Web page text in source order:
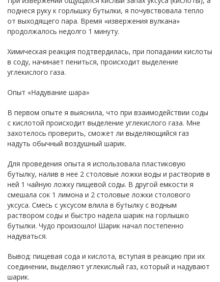
поднеся руку к горлышку бутылки, я почувствовала тепло
от выходящего пара. Время «извержения вулкана»
продолжалось недолго 1 минуту.
Химическая реакция подтвердилась, при попадании кислоты
в соду, начинает пениться, происходит выделение
углекислого газа.
Опыт «Надувание шара»
В первом опыте я выяснила, что при взаимодействии соды
с кислотой происходит выделение углекислого газа. Мне
захотелось проверить, сможет ли выделяющийся газ
надуть обычный воздушный шарик.
Для проведения опыта я использовала пластиковую
бутылку, налив в нее 2 столовые ложки воды и растворив в
ней 1 чайную ложку пищевой соды. В другой емкости я
смешала сок 1 лимона и 2 столовые ложки столового
уксуса. Смесь с уксусом влила в бутылку с водным
раствором соды и быстро надела шарик на горлышко
бутылки. Чудо произошло! Шарик начал постепенно
надуваться.
Вывод: пищевая сода и кислота, вступая в реакцию при их
соединении, выделяют углекислый газ, который и надувают
шарик.